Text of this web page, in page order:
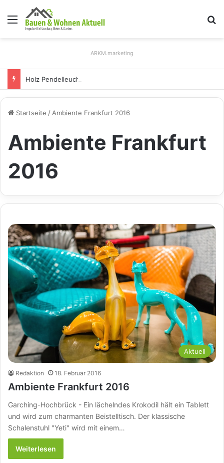
Menü
ARKM.marketing
Startseite / Ambiente Frankfurt 2016
Ambiente Frankfurt
2016
Aktuell
Redaktion 18. Februar 2016
Ambiente Frankfurt 2016
Garching-Hochbrück - Ein lächelndes Krokodil hält ein Tablett
und wird zum charmanten Beistelltisch. Der klassische
Schalenstuhl "Yeti" wird mit einem…
Weiterlesen